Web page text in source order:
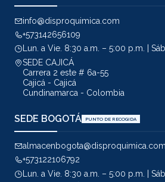
info@disproquimica.com
+573142656109
Lun. a Vie. 8:30 a.m. – 5:00 p.m. |
SEDE CAJICÁ
Carrera 2 este # 6a-55
Cajicá - Cajicá
Cundinamarca - Colombia
SEDE BOGOTÁ PUNTO DE RECOGIDA
almacenbogota@disproquimica.com
+573122106792
Lun. a Vie. 8:30 a.m. – 5:00 p.m. |